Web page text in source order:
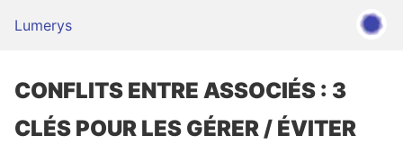
Lumerys
CONFLITS ENTRE ASSOCIÉS : 3
CLÉS POUR LES GÉRER / ÉVITER